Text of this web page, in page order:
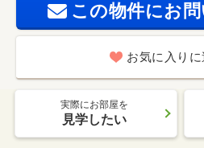
この物件にお
お気に入り
実際にお部屋を
見学したい